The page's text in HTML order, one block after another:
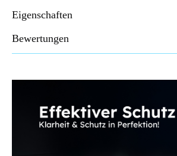
Eigenschaften
Bewertungen